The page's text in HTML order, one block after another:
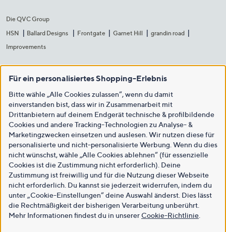
Die QVC Group
HSN
Ballard Designs Frontgate Garnet Hill
grandin road
Improvements
Für ein personalisiertes Shopping-Erlebnis
Bitte wähle „Alle Cookies zulassen“, wenn du damit
einverstanden bist, dass wir in Zusammenarbeit mit
Drittanbietern auf deinem Endgerät technische & profilbildende
Cookies und andere Tracking-Technologien zu Analyse- &
Marketingzwecken einsetzen und auslesen. Wir nutzen diese für
personalisierte und nicht-personalisierte Werbung. Wenn du dies
nicht wünschst, wähle „Alle Cookies ablehnen“ (für essenzielle
Cookies ist die Zustimmung nicht erforderlich). Deine
Zustimmung ist freiwillig und für die Nutzung dieser Webseite
nicht erforderlich. Du kannst sie jederzeit widerrufen, indem du
unter „Cookie-Einstellungen“ deine Auswahl änderst. Dies lässt
die Rechtmäßigkeit der bisherigen Verarbeitung unberührt.
Mehr Informationen findest du in unsererCookie-Richtlinie